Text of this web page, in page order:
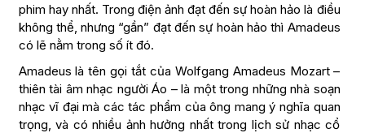
phim hay nhất. Trong điện ảnh đạt đến sự hoàn hảo là điều
không thể, nhưng “gần” đạt đến sự hoàn hảo thì Amadeus
có lẽ nằm trong số ít đó.
Amadeus là tên gọi tắt của Wolfgang Amadeus Mozart –
thiên tài âm nhạc người Áo – là một trong những nhà soạn
nhạc vĩ đại mà các tác phẩm của ông mang ý nghĩa quan
trọng, và có nhiều ảnh hưởng nhất trong lịch sử nhạc cổ